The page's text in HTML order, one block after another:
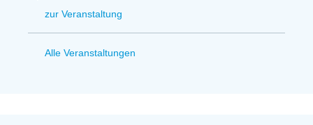
zur Veranstaltung
Alle Veranstaltungen